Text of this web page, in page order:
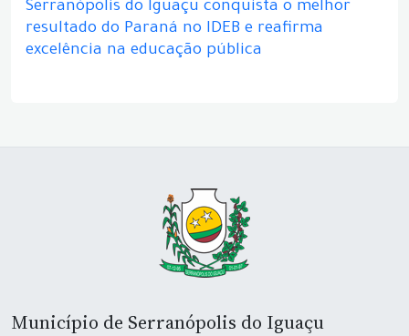
Serranópolis do Iguaçu conquista o melhor
resultado do Paraná no IDEB e reafirma
excelência na educação pública
Município de Serranópolis do Iguaçu